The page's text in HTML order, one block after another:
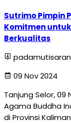
Sutrimo Pimpin
Komitmen
Berkualitas
09 Nov 2024
Tanjung Selor, 09
Agama Buddha
di Provinsi